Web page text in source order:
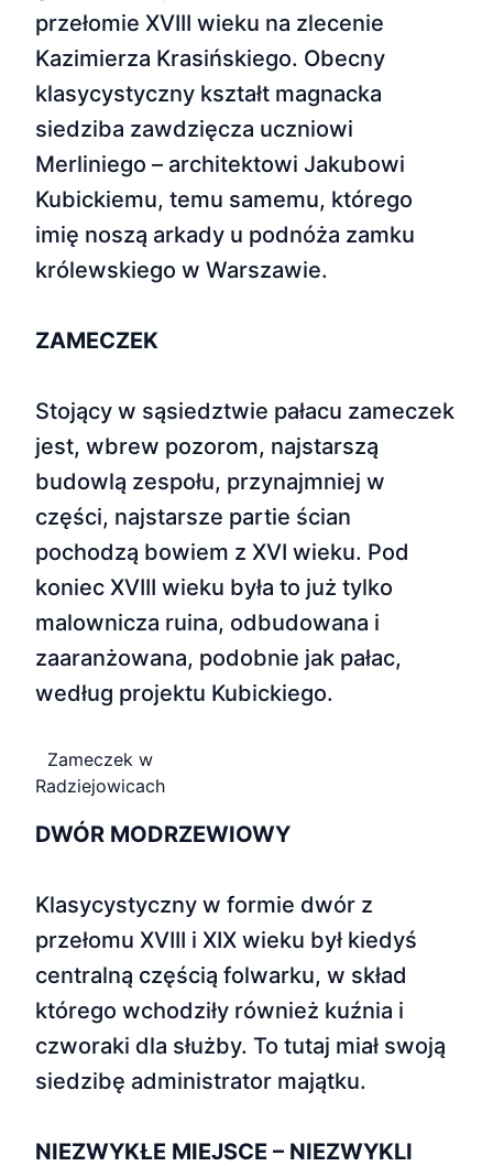
przełomie XVIII wieku na zlecenie
Kazimierza Krasińskiego. Obecny
klasycystyczny kształt magnacka
siedziba zawdzięcza uczniowi
Merliniego – architektowi Jakubowi
Kubickiemu, temu samemu, którego
imię noszą arkady u podnóża zamku
królewskiego w Warszawie.
ZAMECZEK
Stojący w sąsiedztwie pałacu zameczek
jest, wbrew pozorom, najstarszą
budowlą zespołu, przynajmniej w
części, najstarsze partie ścian
pochodzą bowiem z XVI wieku. Pod
koniec XVIII wieku była to już tylko
malownicza ruina, odbudowana i
zaaranżowana, podobnie jak pałac,
według projektu Kubickiego.
Zameczek w
Radziejowicach
DWÓR MODRZEWIOWY
Klasycystyczny w formie dwór z
przełomu XVIII i XIX wieku był kiedyś
centralną częścią folwarku, w skład
którego wchodziły również kuźnia i
czworaki dla służby. To tutaj miał swoją
siedzibę administrator majątku.
NIEZWYKŁE MIEJSCE – NIEZWYKLI